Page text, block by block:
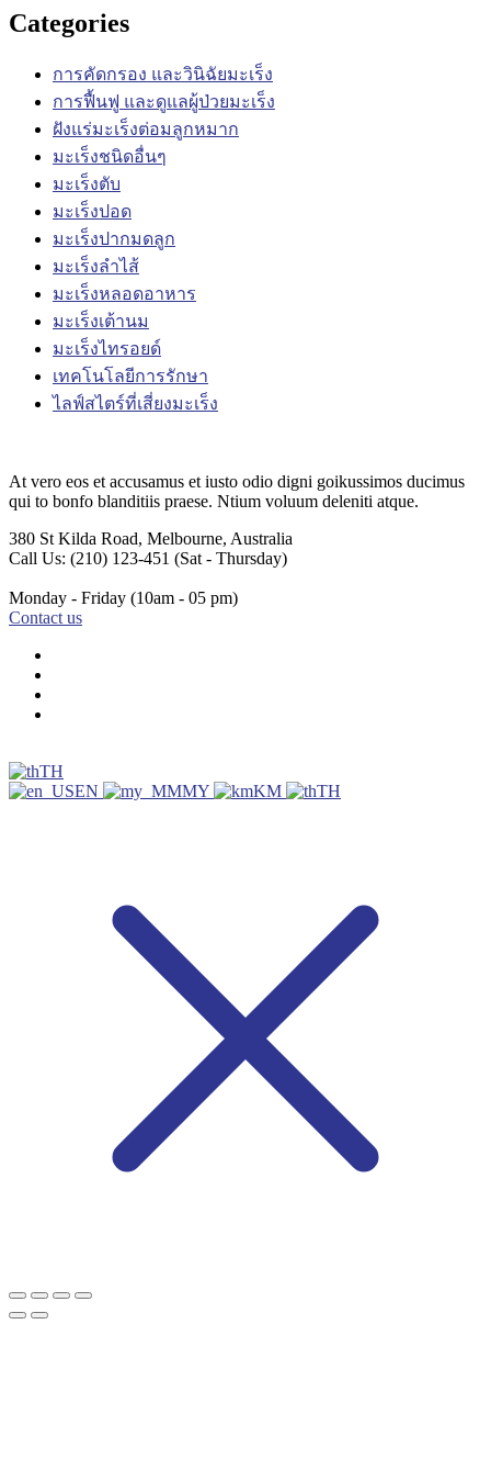
Categories
การคัดกรอง และวินิฉัยมะเร็ง
การฟื้นฟู และดูแลผู้ป่วยมะเร็ง
ฝังแร่มะเร็งต่อมลูกหมาก
มะเร็งชนิดอื่นๆ
มะเร็งตับ
มะเร็งปอด
มะเร็งปากมดลูก
มะเร็งลำไส้
มะเร็งหลอดอาหาร
มะเร็งเต้านม
มะเร็งไทรอยด์
เทคโนโลยีการรักษา
ไลฟ์สไตร์ที่เสี่ยงมะเร็ง
At vero eos et accusamus et iusto odio digni goikussimos ducimus
qui to bonfo blanditiis praese. Ntium voluum deleniti atque.
380 St Kilda Road, Melbourne, Australia
Call Us: (210) 123-451 (Sat - Thursday)
Monday - Friday (10am - 05 pm)
Contact us
TH
EN
MY KM TH